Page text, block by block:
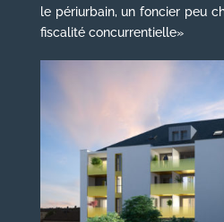
le périurbain, un foncier peu
fiscalité concurrentielle»